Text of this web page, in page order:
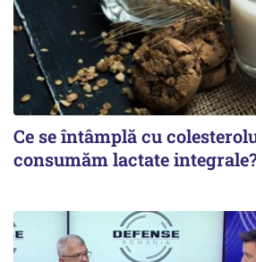
Ce se întâmplă cu
consumăm lactate